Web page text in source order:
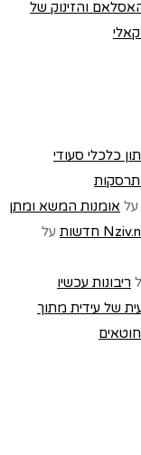
והזינוק של
כלכלי סעודי
על אומנות המשא ומתן
על
ריבונות עכשיו
של עידית מתוך